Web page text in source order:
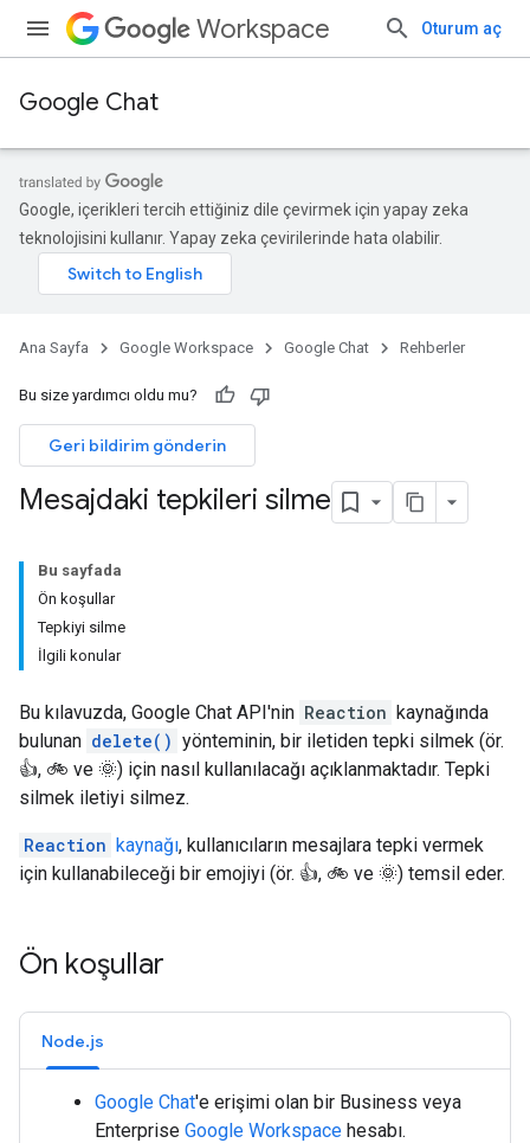
Workspace Oturum aç
Google Chat
Google, içerikleri tercih ettiğiniz dile çevirmek için yapay zeka
teknolojisini kullanır. Yapay zeka çevirilerinde hata olabilir.
Ana Sayfa Google Workspace Google Chat Rehberler
Bu size yardımcı oldu mu?
Geri bildirim gönderin
Mesajdaki tepkileri silme
Bu sayfada
Ön koşullar
Tepkiyi silme
İlgili konular
Bu kılavuzda, Google Chat API'nin Reaction kaynağında
bulunan delete() yönteminin, bir iletiden tepki silmek (ör.
👍, 🚲 ve 🌞) için nasıl kullanılacağı açıklanmaktadır. Tepki
silmek iletiyi silmez.
Reaction kaynağı, kullanıcıların mesajlara tepki vermek
için kullanabileceği bir emojiyi (ör. 👍, 🚲 ve 🌞) temsil eder.
Ön koşullar
Node.js
Google Chat'e erişimi olan bir Business veya
Enterprise Google Workspace hesabı.